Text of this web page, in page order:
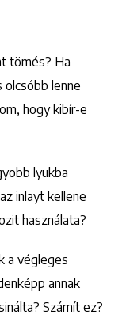
tömés? Ha
lenne
hogy kibír-e
lyukba
inlayt kellene
használata?
a végleges
annak
Számít ez?